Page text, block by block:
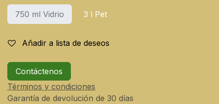
750 ml Vidrio 3 l Pet
Añadir a lista de deseos
Contáctenos
Términos y condiciones
Garantía de devolución de 30 días